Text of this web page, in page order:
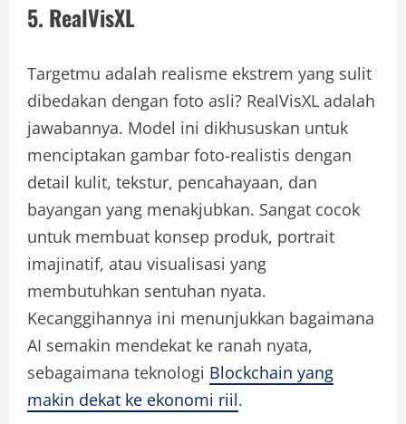
5. RealVisXL
Targetmu adalah realisme ekstrem yang sulit
dibedakan dengan foto asli? RealVisXL adalah
jawabannya. Model ini dikhususkan untuk
menciptakan gambar foto-realistis dengan
detail kulit, tekstur, pencahayaan, dan
bayangan yang menakjubkan. Sangat cocok
untuk membuat konsep produk, portrait
imajinatif, atau visualisasi yang
membutuhkan sentuhan nyata.
Kecanggihannya ini menunjukkan bagaimana
AI semakin mendekat ke ranah nyata,
sebagaimana teknologi Blockchain yang
makin dekat ke ekonomi riil.